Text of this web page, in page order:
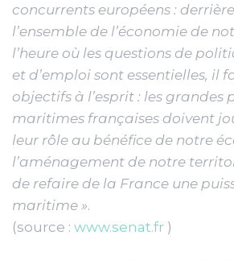
concurrents européens :
l’ensemble de l’économie de
l’heure où les questions de
et d’emploi sont essentielles, il
objectifs à l’esprit : les grandes
maritimes françaises doivent
leur rôle au bénéfice de notre
l’aménagement de notre
de refaire de la France une
maritime ».
(source : www.senat.fr )